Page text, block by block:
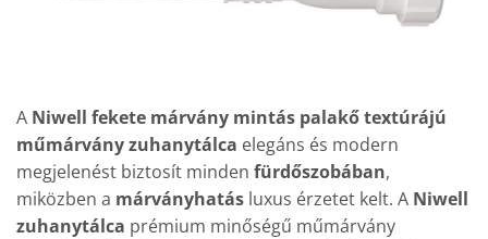
A Niwell fekete márvány mintás palakő textúrájú
műmárvány zuhanytálca elegáns és modern
megjelenést biztosít minden fürdőszobában,
miközben a márványhatás luxus érzetet kelt. A Niwell
zuhanytálca prémium minőségű műmárvány